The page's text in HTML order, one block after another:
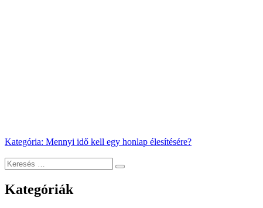
Bejegyzés
navigáció
Kategória: Mennyi idő kell egy honlap élesítésére?
Keresés
a
következő
kifejezésre:
Keresés
Kategóriák